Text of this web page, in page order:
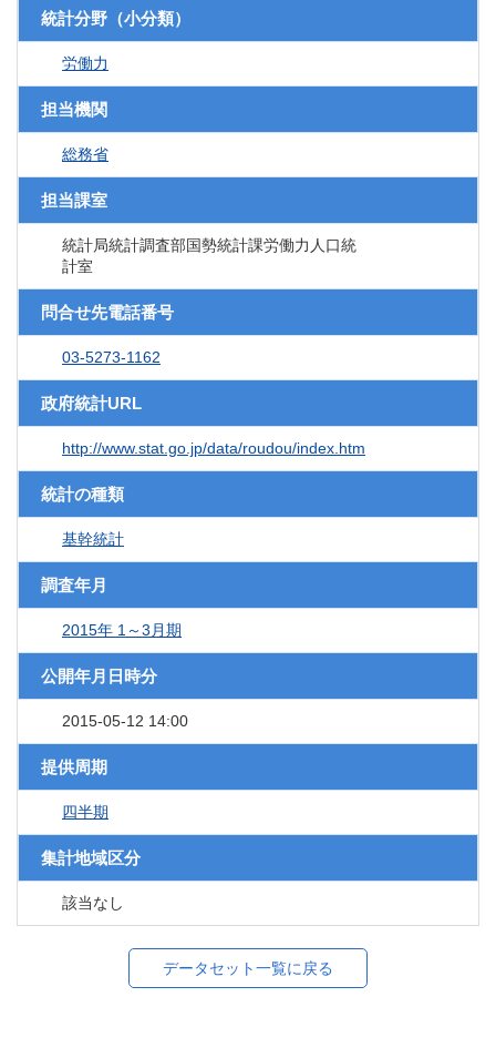
統計分野（小分類）
労働力
担当機関
総務省
担当課室
統計局統計調査部国勢統計課労働力人口統
計室
問合せ先電話番号
03-5273-1162
政府統計URL
http://www.stat.go.jp/data/roudou/index.htm
統計の種類
基幹統計
調査年月
2015年 1～3月期
公開年月日時分
2015-05-12 14:00
提供周期
四半期
集計地域区分
該当なし
データセット一覧に戻る